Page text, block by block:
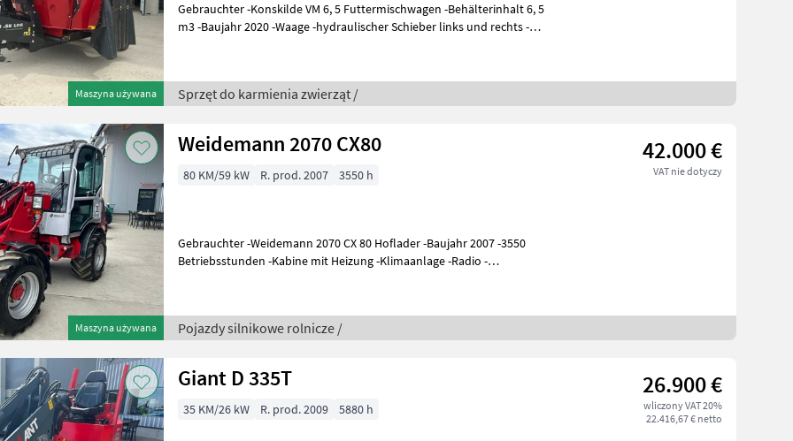
Maszyna używana
Gebrauchter -Konskilde VM 6, 5 Futtermischwagen -Behälterinhalt 6, 5
m3 -Baujahr 2020 -Waage -hydraulischer Schieber links und rechts -
Sprzęt do karmienia zwierząt /
Maszyna używana
Weidemann 2070 CX80 42.000 €
VAT nie dotyczy
80 KM/59 kW R. prod. 2007 3550 h
Gebrauchter -Weidemann 2070 CX 80 Hoflader -Baujahr 2007 -3550
Betriebsstunden -Kabine mit Heizung -Klimaanlage -Radio -
Pojazdy silnikowe rolnicze /
Giant D 335T 26.900 €
wliczony VAT 20%
22.416,67 € netto
35 KM/26 kW R. prod. 2009 5880 h